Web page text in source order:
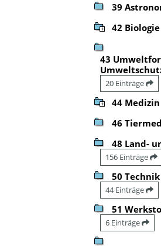
39
42 Biologie
43
20 Einträge
44 Medizin
46
48 Land-
156 Einträge
50
44 Einträge
51
6 Einträge